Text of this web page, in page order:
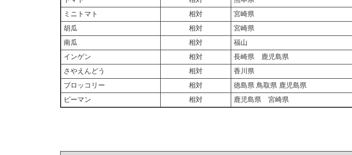
ミニトマト
相対 宮崎県
胡瓜
相対 宮崎県
南瓜
相対 福山
インゲン
相対 長崎県 鹿児島県
さやえんどう
相対 香川県
ブロッコリー
相対 徳島県 鳥取県 鹿児島県
ピーマン
相対 鹿児島県 宮崎県